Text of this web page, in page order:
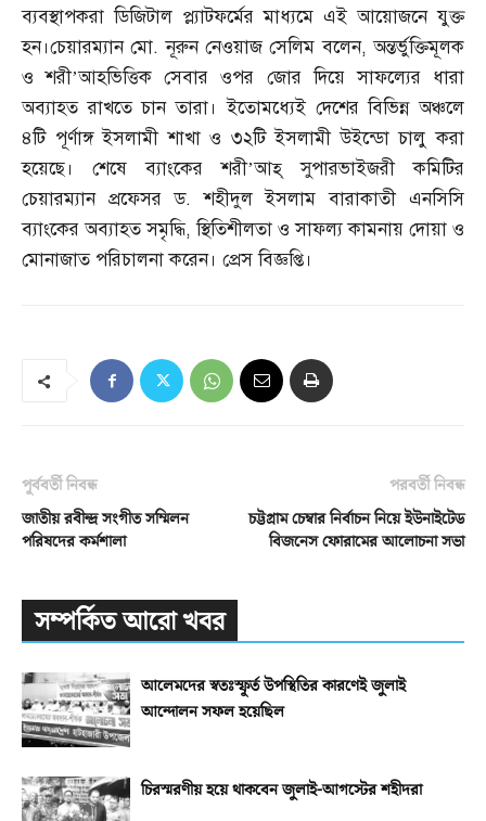
ব্যবস্থাপকরা ডিজিটাল প্ল্যাটফর্মের মাধ্যমে এই আয়োজনে যুক্ত
হন।চেয়ারম্যান মো.নূরুন নেওয়াজ সেলিম বলেন,অন্তর্ভুক্তিমূলক
ও শরী’আহভিত্তিক সেবার ওপর জোর দিয়ে সাফল্যের ধারা
অব্যাহত রাখতে চান তারা। ইতোমধ্যেই দেশের বিভিন্ন অঞ্চলে
৪টি পূর্ণাঙ্গ ইসলামী শাখা ও ৩২টি ইসলামী উইন্ডো চালু করা
হয়েছে। শেষে ব্যাংকের শরী’আহ্‌ সুপারভাইজরী কমিটির
চেয়ারম্যান প্রফেসর ড.শহীদুল ইসলাম বারাকাতী এনসিসি
ব্যাংকের অব্যাহত সমৃদ্ধি,স্থিতিশীলতা ও সাফল্য কামনায় দোয়া ও
মোনাজাত পরিচালনা করেন। প্রেস বিজ্ঞপ্তি।
পূর্ববর্তী নিবন্ধ
জাতীয় রবীন্দ্র সংগীত সম্মিলন
পরিষদের কর্মশালা
পরবর্তী নিবন্ধ
চট্টগ্রাম চেম্বার নির্বাচন নিয়ে ইউনাইটেড
বিজনেস ফোরামের আলোচনা সভা
সম্পর্কিত আরো খবর
আলেমদের স্বতঃস্ফূর্ত উপস্থিতির কারণেই জুলাই
আন্দোলন সফল হয়েছিল
চিরস্মরণীয় হয়ে থাকবেন জুলাই-আগস্টের শহীদরা